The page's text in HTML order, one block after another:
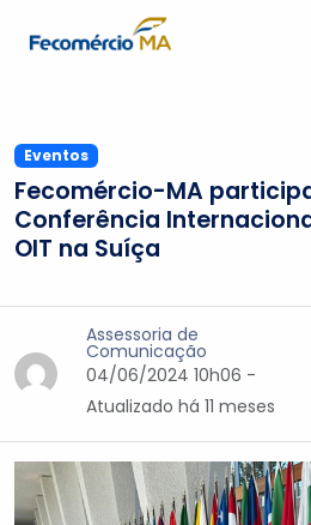
Eventos
Fecomércio-MA participa
Conferência
OIT na Suíça
Assessoria de
Comunicação
04/06/2024 10h06 -
Atualizadohá 11 meses